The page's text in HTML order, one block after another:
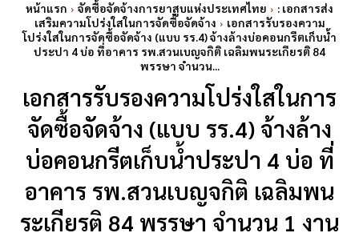
หน้าแรก จัดซื้อจัดจ้างการยาสูบแห่งประเทศไทย
: เอกสารส่ง
เสริมความโปร่งใสในการจัดซื้อจัดจ้าง
เอกสารรับรองความ
โปร่งใสในการจัดซื้อจัดจ้าง (แบบ รร.4) จ้างล้างบ่อคอนกรีตเก็บน้ำ
ประปา 4 บ่อ ที่อาคาร รพ.สวนเบญจกิติ เฉลิมพนระเกียรติ 84
พรรษา จำนวน...
เอกสารรับรองความโปร่งใสในการ
จัดซื้อจัดจ้าง (แบบ รร.4) จ้างล้าง
บ่อคอนกรีตเก็บน้ำประปา 4 บ่อ ที่
อาคาร รพ.สวนเบญจกิติ เฉลิมพน
ระเกียรติ 84 พรรษา จำนวน 1 งาน